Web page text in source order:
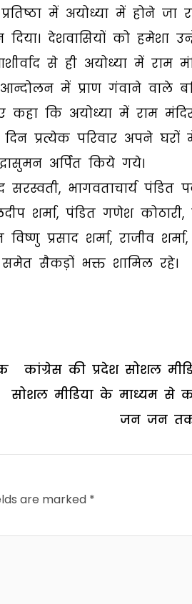
में अयोध्या में होने जा
देशवासियों को हमेशा
से ही अयोध्या में राम
में प्राण गंवाने वाले
कि अयोध्या में राम मंदिर
प्रत्येक परिवार अपने
अर्पित किये गये।
भागवताचार्य पंडित
शर्मा, पंडित गणेश
प्रसाद शर्मा, राजीव शर्मा,
समेत सैकड़ों भक्त शामिल रहे।
कांग्रेस की प्रदेश सोशल
सोशल मीडिया के माध्यम से
जन जन तक
are marked *